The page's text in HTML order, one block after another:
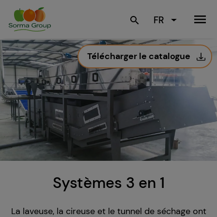
search FR menu
Systèmes 3 en 1
Télécharger le catalogue
La laveuse, la cireuse et le tunnel de séchage ont